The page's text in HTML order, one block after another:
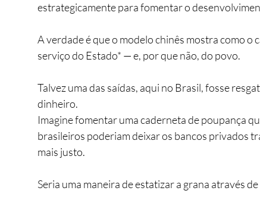
estrategicamente para fomentar o
A verdade é que o modelo chinês mostra como o
serviço do Estado* — e, por que não, do povo.
Talvez uma das saídas, aqui no Brasil, fosse
dinheiro.
Imagine fomentar uma caderneta de poupança
brasileiros poderiam deixar os bancos privados
mais justo.
Seria uma maneira de estatizar a grana através